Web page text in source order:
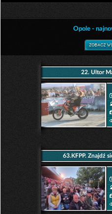
Opole -
22. Ultor
63.KFPP. Znajdź